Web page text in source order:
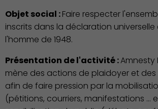
Objet social :Faire respecter
inscrits dans la déclaration
l'homme de 1948.
Présentation de l'activité :Amnesty
mène des actions de plaidoyer et
afin de faire pression par la
(pétitions, courriers, manifestations ...